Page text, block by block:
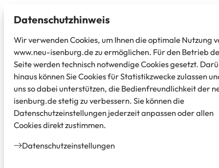
Datenschutz­hinweis
Wir verwenden Cookies, um Ihnen die optimale Nutzung
www.neu-isenburg.de zu ermöglichen. Für den Betrieb
Seite werden technisch notwendige Cookies gesetzt.
hinaus können Sie Cookies für Statistikzwecke zulassen
uns so dabei unterstützen, die Bedienfreundlichkeit der
isenburg.de stetig zu verbessern. Sie können die
Datenschutzeinstellungen jederzeit anpassen oder allen
Cookies direkt zustimmen.
Datenschutz­einstellungen